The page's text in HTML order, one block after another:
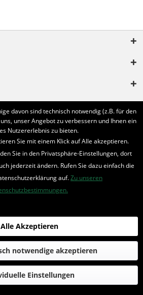
widerrufen
und zzgl. Bearbeitungspauschale
- Buchversand, Joachim Otto
davon sind technisch notwendig (z.B. für den
unser Angebot zu verbessern und Ihnen ein
Nutzererlebnis zu bieten.
Sie mit einem Klick auf Alle akzeptieren.
Sie in den Privatsphäre-Einstellungen, dort
jederzeit ändern. Rufen Sie dazu einfach die
auf.Zu unseren
Einstellungen
notwendige akzeptieren
Alle Akzeptieren